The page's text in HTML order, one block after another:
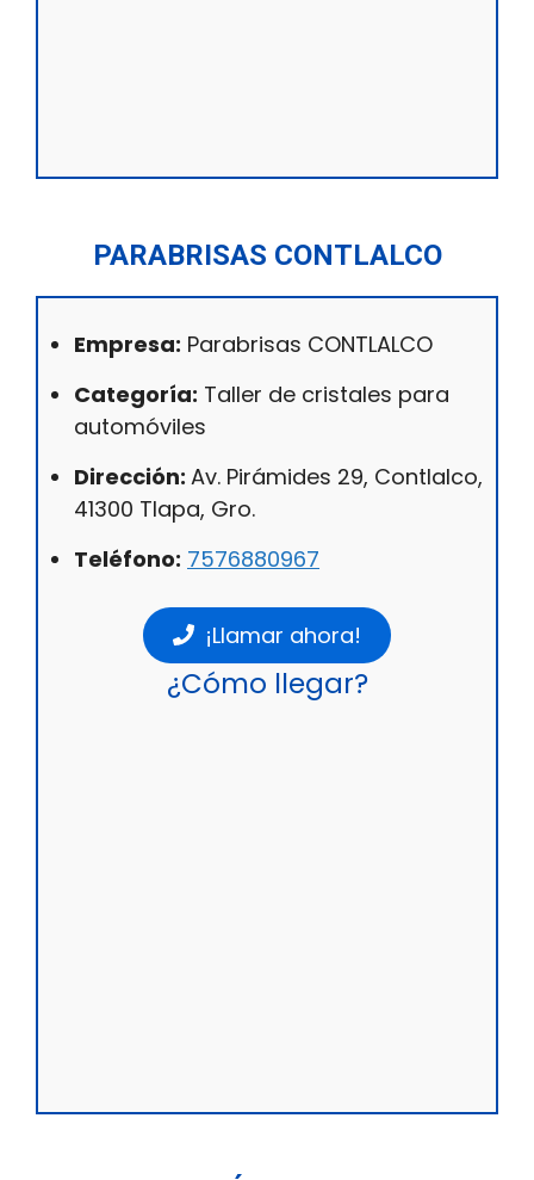
PARABRISAS CONTLALCO
Empresa: Parabrisas CONTLALCO
Categoría: Taller de cristales para
automóviles
Dirección: Av. Pirámides 29, Contlalco,
41300 Tlapa, Gro.
Teléfono: 7576880967
¡Llamar ahora!
¿Cómo llegar?